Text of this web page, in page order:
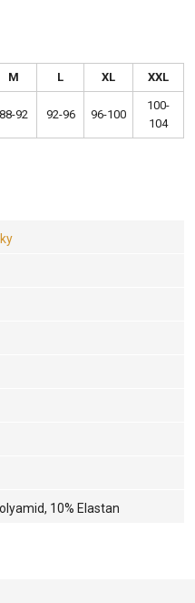
M L XL XXL
88-92 92-96 96-100
100-
104
10% Elastan